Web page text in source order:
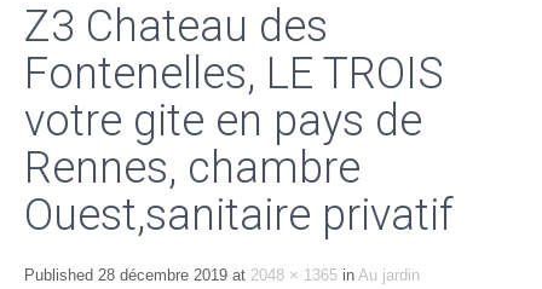
Z3 Chateau des
Fontenelles, LE TROIS
votre gite en pays de
Rennes, chambre
Ouest,sanitaire privatif
Published 28 décembre 2019 at 2048 × 1365 in Au jardin